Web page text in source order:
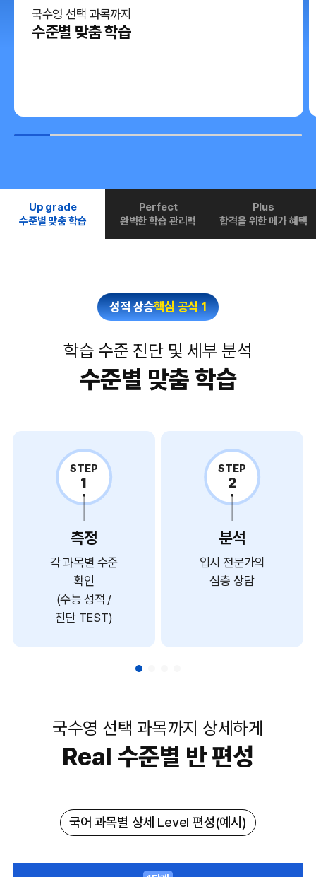
국수영 선택 과목까지
수준별 맞춤 학습
Up grade
수준별 맞춤 학습
Perfect
완벽한 학습 관리력
Plus
합격을 위한 메가 혜택
성적 상승핵심 공식 1
학습 수준 진단 및 세부 분석
수준별 맞춤 학습
STEP
1
측정
각 과목별 수준
확인
(수능 성적 /
진단 TEST)
STEP
2
분석
입시 전문가의
심층 상담
국수영 선택 과목까지 상세하게
Real 수준별 반 편성
국어 과목별 상세 Level 편성(예시)